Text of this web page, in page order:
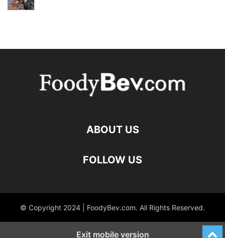
ABOUT US
FOLLOW US
© Copyright 2024 | FoodyBev.com. All Rights Reserved.
Exit mobile version